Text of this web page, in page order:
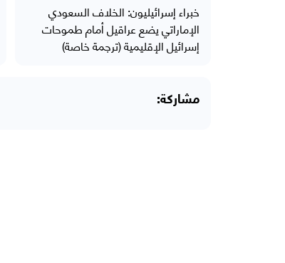
خبراء إسرائيليون: الخلاف السعودي
الإماراتي يضع عراقيل أمام طموحات
إسرائيل الإقليمية (ترجمة خاصة)
مشاركة: